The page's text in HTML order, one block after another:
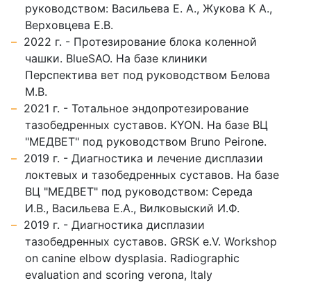
руководством: Васильева Е. А., Жукова К А.,
Верховцева Е.В.
2022 г. - Протезирование блока коленной
чашки. BlueSAO. На базе клиники
Перспектива вет под руководством Белова
М.В.
2021 г. - Тотальное эндопротезирование
тазобедренных суставов. KYON. На базе ВЦ
"МЕДВЕТ" под руководством Bruno Peirone.
2019 г. - Диагностика и лечение дисплазии
локтевых и тазобедренных суставов. На базе
ВЦ "МЕДВЕТ" под руководством: Середа
И.В., Васильева Е.А., Вилковыский И.Ф.
2019 г. - Диагностика дисплазии
тазобедренных суставов. GRSK e.V. Workshop
on canine elbow dysplasia. Radiographic
evaluation and scoring verona, Italy